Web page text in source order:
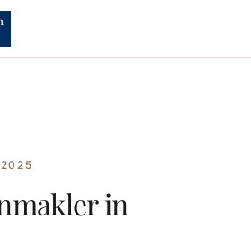
in